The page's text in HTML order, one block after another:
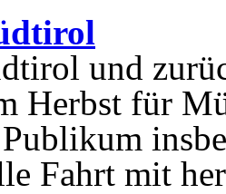
und
Herbst für
Fahrt mit